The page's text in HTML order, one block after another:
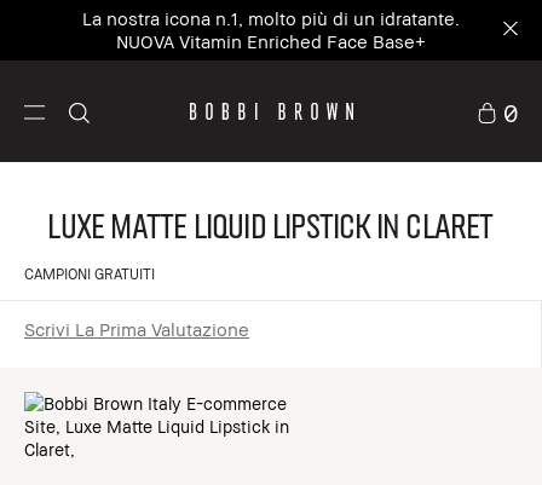
La nostra icona n.1, molto più di un idratante.
NUOVA Vitamin Enriched Face Base+
0
Luxe Matte Liquid Lipstick in Claret
CAMPIONI GRATUITI
Scrivi La Prima Valutazione